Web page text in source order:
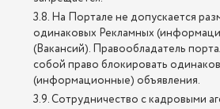
3.8. На Портале не допускается
одинаковых Рекламных
(Вакансий). Правообладатель
собой право блокировать
(информационные) объявления.
3.9. Сотрудничество с кадровыми